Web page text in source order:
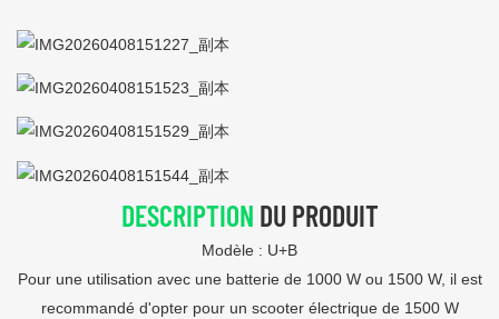
DESCRIPTION DU PRODUIT
Modèle : U+B
Pour une utilisation avec une batterie de 1000 W ou 1500 W, il est
recommandé d'opter pour un scooter électrique de 1500 W